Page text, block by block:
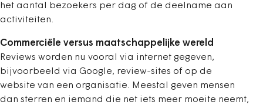
het aantal bezoekers per dag of de deelname aan
activiteiten.
Commerciële versus maatschappelijke wereld
Reviews worden nu vooral via internet gegeven,
bijvoorbeeld via Google, review-sites of op de
website van een organisatie. Meestal geven mensen
dan sterren en iemand die net iets meer moeite neemt,